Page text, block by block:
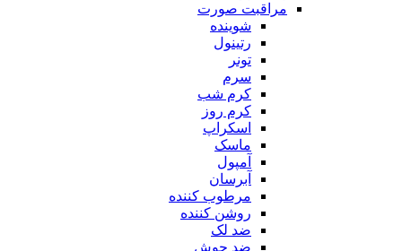
مراقبت صورت
شوینده
رتینول
تونر
سرم
کرم شب
کرم روز
اسکراپ
ماسک
آمپول
آبرسان
مرطوب کننده
روشن کننده
ضد لک
ضد جوش